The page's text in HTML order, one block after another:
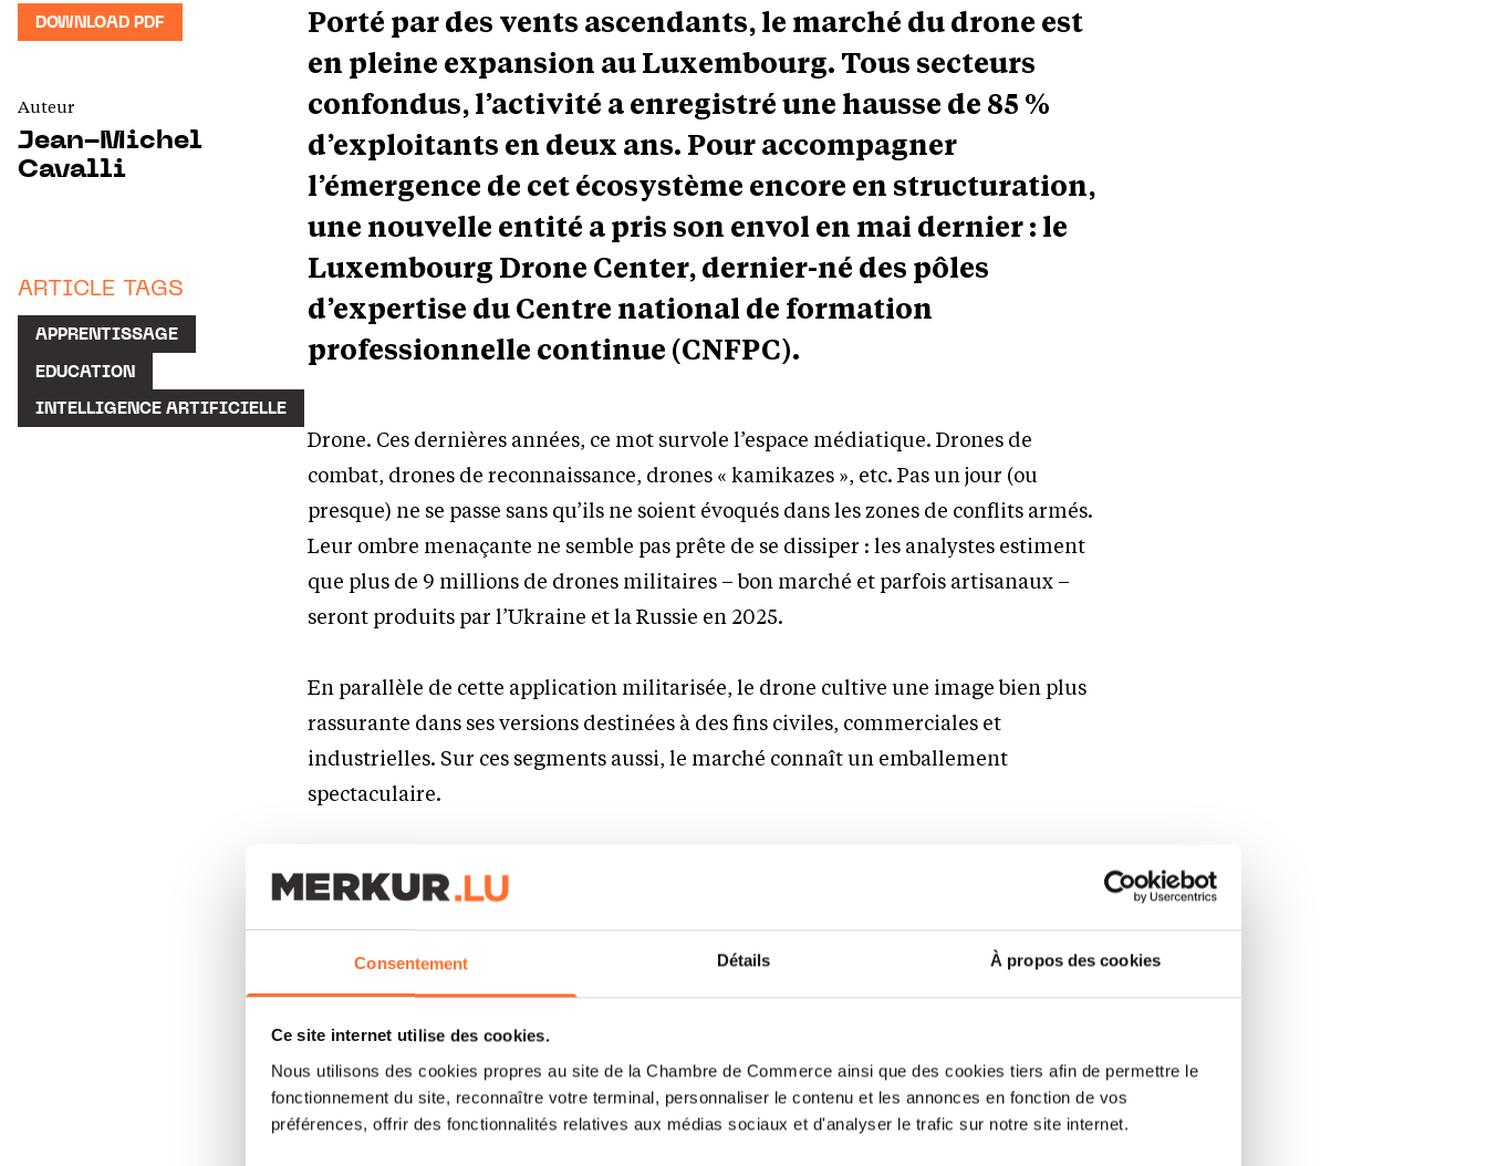
Consentement Détails À propos des cookies
Ce site internet utilise des cookies.
Nous utilisons des cookies propres au site de la Chambre de Commerce ainsi que des cookies tiers afin de permettre le
fonctionnement du site, reconnaître votre terminal, personnaliser le contenu et les annonces en fonction de vos
préférences, offrir des fonctionnalités relatives aux médias sociaux et d'analyser le trafic sur notre site internet.
DOWNLOAD PDF
Auteur
Jean-Michel
Cavalli
ARTICLE TAGS
APPRENTISSAGE
EDUCATION
INTELLIGENCE ARTIFICIELLE
Porté par des vents ascendants, le marché du drone est
en pleine expansion au Luxembourg. Tous secteurs
confondus, l’activité a enregistré une hausse de 85 %
d’exploitants en deux ans. Pour accompagner
l’émergence de cet écosystème encore en structuration,
une nouvelle entité a pris son envol en mai dernier : le
Luxembourg Drone Center, dernier-né des pôles
d’expertise du Centre national de formation
professionnelle continue (CNFPC).
Drone. Ces dernières années, ce mot survole l’espace médiatique. Drones de
combat, drones de reconnaissance, drones « kamikazes », etc. Pas un jour (ou
presque) ne se passe sans qu’ils ne soient évoqués dans les zones de conflits armés.
Leur ombre menaçante ne semble pas prête de se dissiper : les analystes estiment
que plus de 9 millions de drones militaires – bon marché et parfois artisanaux –
seront produits par l’Ukraine et la Russie en 2025.
En parallèle de cette application militarisée, le drone cultive une image bien plus
rassurante dans ses versions destinées à des fins civiles, commerciales et
industrielles. Sur ces segments aussi, le marché connaît un emballement
spectaculaire.
(société internationale d’analyse de marché qui a l’oreille du club fermé des 500
entreprises les plus valorisées des Etats-Unis), le chiffre d’affaires mondial généré
par l’économie des drones atteindra 41,79 milliards de dollars en 2025 ; l’étude
prophétise par ailleurs une croissance soutenue de 13,9 % par an d’ici 2030.
Longtemps annoncé, souvent retardé, l’industrie du drone décolle enfin.